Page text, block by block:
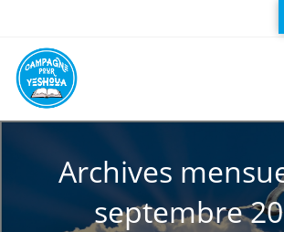
content
Archives
septembre